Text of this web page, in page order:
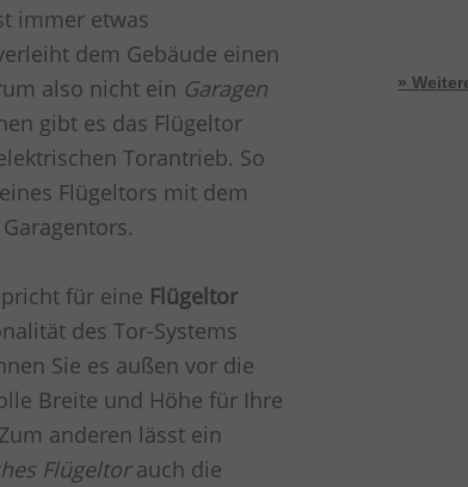
»
immer etwas
dem Gebäude einen
also nicht ein Garagen
gibt es das Flügeltor
Torantrieb. So
Flügeltors mit dem
für eine Flügeltor
des Tor-Systems
Sie es außen vor die
Breite und Höhe für Ihre
anderen lässt ein
Flügeltorauch die